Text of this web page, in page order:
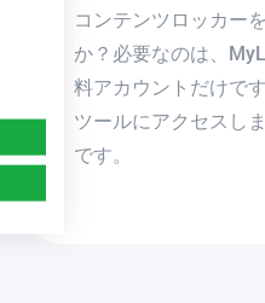
コンテンツロッカー
か？必要なのは、
料アカウントだけで
ツールにアクセスし
です。